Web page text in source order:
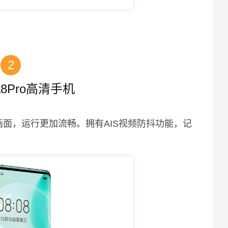
2
高清手机
，运行更加流畅。拥有AIS视频防抖功能，记